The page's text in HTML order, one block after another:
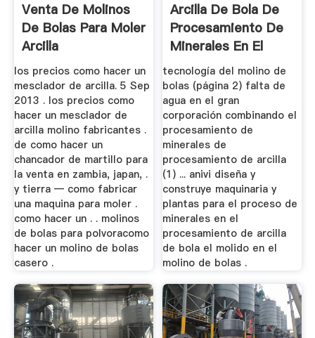
Venta De Molinos
De Bolas Para Moler
Arcilla
los precios como hacer un
mesclador de arcilla. 5 Sep
2013 . los precios como
hacer un mesclador de
arcilla molino fabricantes .
de como hacer un
chancador de martillo para
la venta en zambia, japan, .
y tierra — como fabricar
una maquina para moler .
como hacer un . . molinos
de bolas para polvoracomo
hacer un molino de bolas
casero .
Arcilla De Bola De
Procesamiento De
Minerales En El
Pavo
tecnología del molino de
bolas (página 2) falta de
agua en el gran
corporación combinando el
procesamiento de
minerales de
procesamiento de arcilla
(1) ... anivi diseña y
construye maquinaria y
plantas para el proceso de
minerales en el
procesamiento de arcilla
de bola el molido en el
molino de bolas .